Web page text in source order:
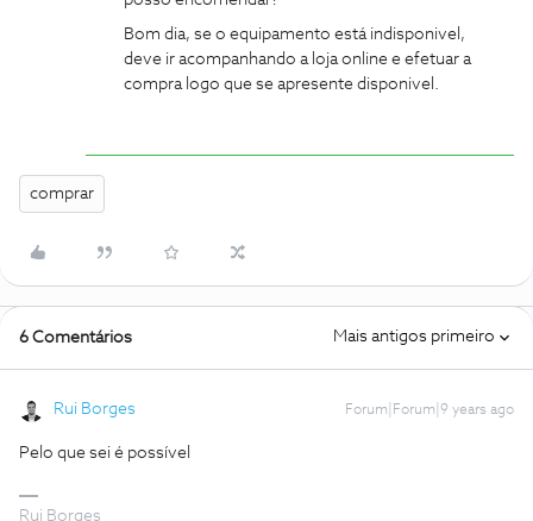
Bom dia, se o equipamento está indisponivel,
deve ir acompanhando a loja online e efetuar a
compra logo que se apresente disponivel.
comprar
6 Comentários Mais antigos primeiro
Rui Borges Forum|Forum|9 years ago
Pelo que sei é possível
Rui Borges